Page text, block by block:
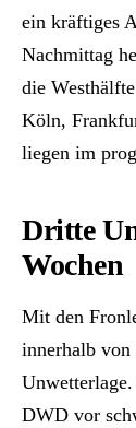
ein kräftiges
Nachmittag
die
Köln,
liegen im
Dritte
Wochen
Mit den
innerhalb von
DWD vor